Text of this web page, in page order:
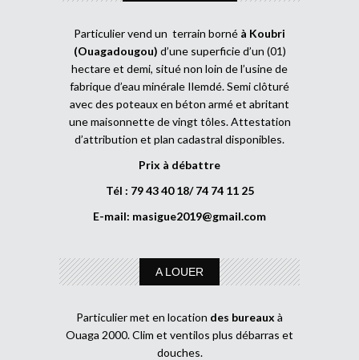
Particulier vend un terrain borné à Koubri
(Ouagadougou) d’une superficie d’un (01)
hectare et demi, situé non loin de l’usine de
fabrique d’eau minérale Ilemdé. Semi clôturé
avec des poteaux en béton armé et abritant
une maisonnette de vingt tôles. Attestation
d’attribution et plan cadastral disponibles.
Prix à débattre
Tél : 79 43 40 18/ 74 74 11 25
E-mail: masigue2019@gmail.com
A LOUER
Particulier met en location des bureaux à
Ouaga 2000. Clim et ventilos plus débarras et
douches.